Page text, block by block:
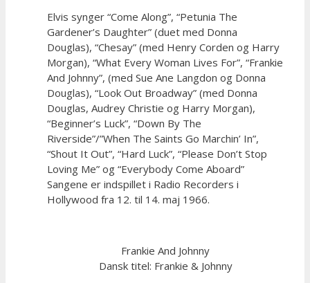
Elvis synger “Come Along”, “Petunia The
Gardener’s Daughter” (duet med Donna
Douglas), “Chesay” (med Henry Corden og Harry
Morgan), “What Every Woman Lives For”, “Frankie
And Johnny”, (med Sue Ane Langdon og Donna
Douglas), “Look Out Broadway” (med Donna
Douglas, Audrey Christie og Harry Morgan),
“Beginner’s Luck”, “Down By The
Riverside”/”When The Saints Go Marchin’ In”,
“Shout It Out”, “Hard Luck”, “Please Don’t Stop
Loving Me” og “Everybody Come Aboard”
Sangene er indspillet i Radio Recorders i
Hollywood fra 12. til 14. maj 1966.
Frankie And Johnny
Dansk titel: Frankie & Johnny